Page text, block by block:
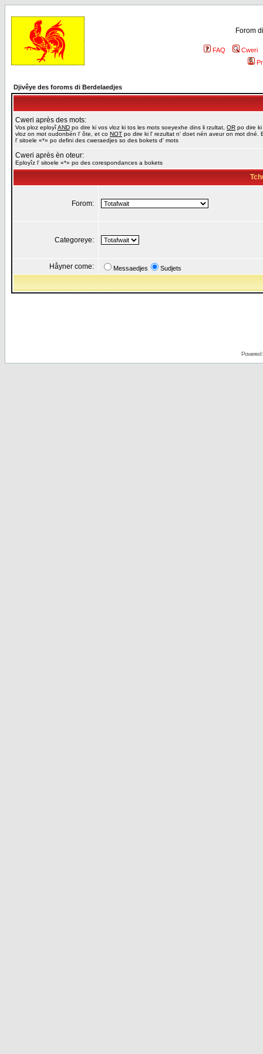
Forom
FAQ
Cweri
Djivêye des foroms di Berdelaedjes
Cweri après des mots:
Vos ploz eployîAND po dire ki vos vloz ki tos les mots soeyexhe dins li rzultat, OR po dire ki
vloz on mot oudonbén l' ôte, et co NOT po dire ki l' rezultat n' doet nén aveur on mot dné.
l' sitoele «*» po defini des cweraedjes so des bokets d' mots
Cweri après èn oteur:
Eployîz l' sitoele «*» po des corespondances a bokets
Forom:
Categoreye:
Håyner come: Messaedjes Sudjets
Powered